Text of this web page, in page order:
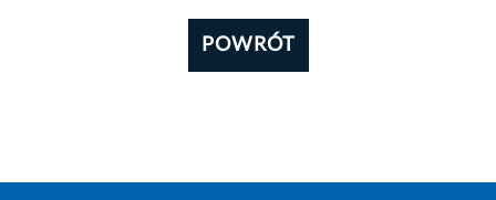
POWRÓT